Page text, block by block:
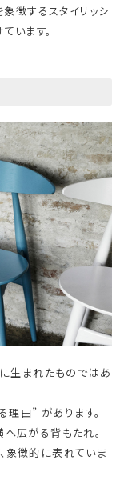
徴するスタイリッシ
います。
生まれたものではあ
理由” があります。
広がる背もたれ。
象徴的に表れていま